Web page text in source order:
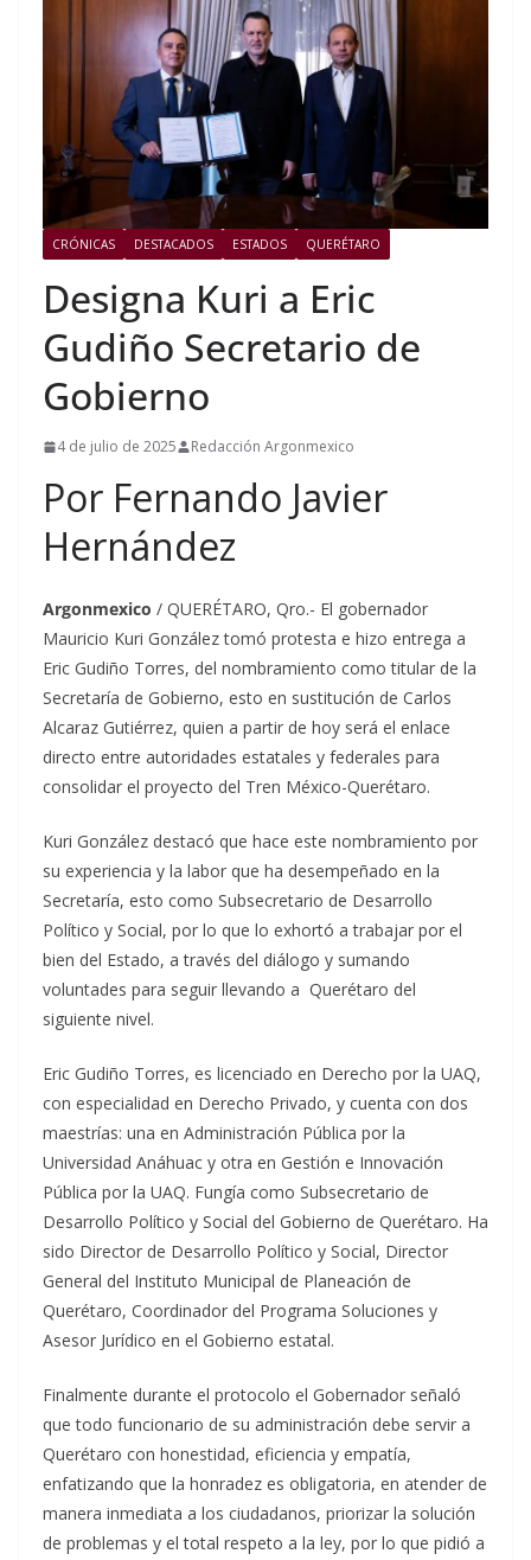
CRÓNICAS DESTACADOS ESTADOS QUERÉTARO
Designa Kuri a Eric
Gudiño Secretario de
Gobierno
4 de julio de 2025 Redacción Argonmexico
Por Fernando Javier
Hernández
Argonmexico / QUERÉTARO, Qro.- El gobernador
Mauricio Kuri González tomó protesta e hizo entrega a
Eric Gudiño Torres, del nombramiento como titular de la
Secretaría de Gobierno, esto en sustitución de Carlos
Alcaraz Gutiérrez, quien a partir de hoy será el enlace
directo entre autoridades estatales y federales para
consolidar el proyecto del Tren México-Querétaro.
Kuri González destacó que hace este nombramiento por
su experiencia y la labor que ha desempeñado en la
Secretaría, esto como Subsecretario de Desarrollo
Político y Social, por lo que lo exhortó a trabajar por el
bien del Estado, a través del diálogo y sumando
voluntades para seguir llevando a Querétaro del
siguiente nivel.
Eric Gudiño Torres, es licenciado en Derecho por la UAQ,
con especialidad en Derecho Privado, y cuenta con dos
maestrías: una en Administración Pública por la
Universidad Anáhuac y otra en Gestión e Innovación
Pública por la UAQ. Fungía como Subsecretario de
Desarrollo Político y Social del Gobierno de Querétaro. Ha
sido Director de Desarrollo Político y Social, Director
General del Instituto Municipal de Planeación de
Querétaro, Coordinador del Programa Soluciones y
Asesor Jurídico en el Gobierno estatal.
Finalmente durante el protocolo el Gobernador señaló
que todo funcionario de su administración debe servir a
Querétaro con honestidad, eficiencia y empatía,
enfatizando que la honradez es obligatoria, en atender de
manera inmediata a los ciudadanos, priorizar la solución
de problemas y el total respeto a la ley, por lo que pidió a